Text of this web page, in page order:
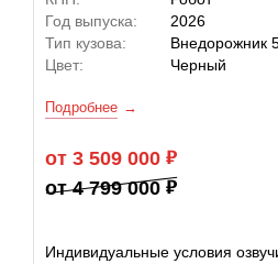
Год выпуска:
2026
Тип кузова:
Внедорожник
Цвет:
Черный
Подробнее
от 3 509 000
от 4 799 000
Индивидуальные условия